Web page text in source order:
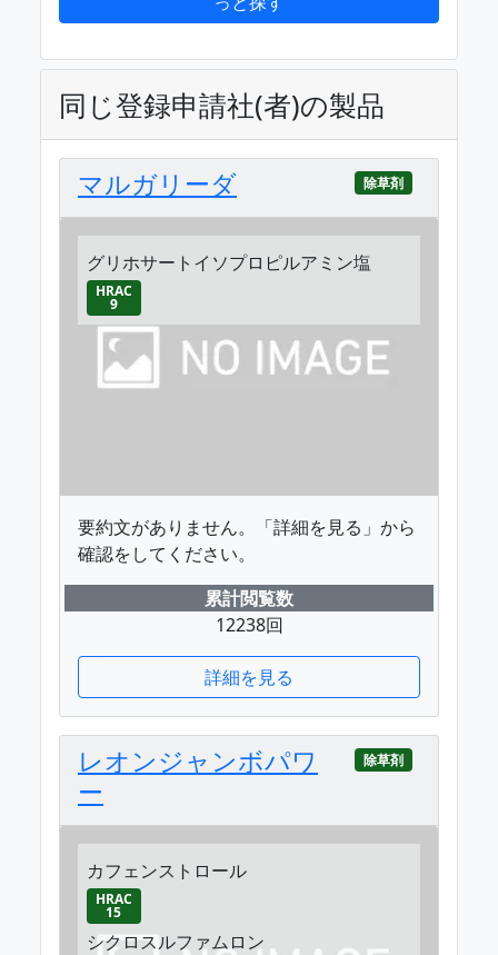
同じ登録申請社(者)の製品
マルガリーダ 除草剤
グリホサートイソプロピルアミン塩
HRAC
9
要約文がありません。「詳細を見る」から
確認をしてください。
累計閲覧数
12238回
詳細を見る
レオンジャンボパワ
ー
除草剤
カフェンストロール
HRAC
15
シクロスルファムロン